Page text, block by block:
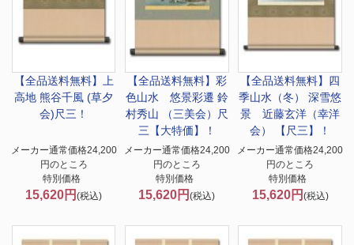
【全品送料無料】
上
高地 熊谷千風 (草夕
会)尺三！
メーカー通常価格24,200
円のところ
特別価格
15,620円(税込)
【全品送料無料】 彩
色山水 悠景彩遷 鈴
村秀山 （三美会）尺
三【大特価】！
メーカー通常価格24,200
円のところ
特別価格
15,620円(税込)
【全品送料無料】 四
季山水（冬） 深雪悠
景 近藤玄洋（幸洋
会） 【尺三】！
メーカー通常価格24,200
円のところ
特別価格
15,620円 (税込)